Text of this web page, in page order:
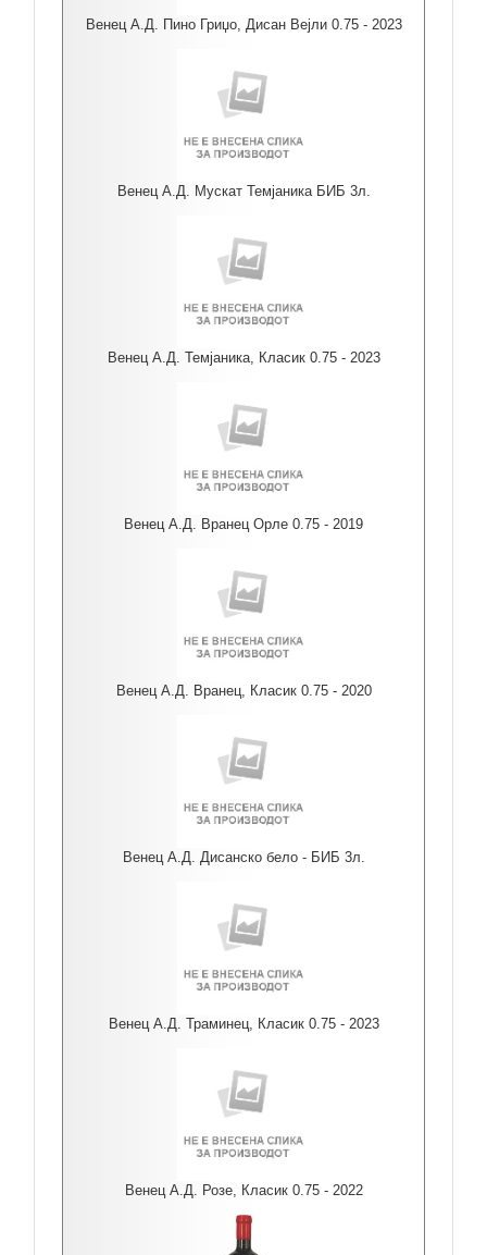
Венец А.Д. Пино Гриџо, Дисан Вејли 0.75 - 2023
Венец А.Д. Мускат Темјаника БИБ 3л.
Венец А.Д. Темјаника, Класик 0.75 - 2023
Венец А.Д. Вранец Орле 0.75 - 2019
Венец А.Д. Вранец, Класик 0.75 - 2020
Венец А.Д. Дисанско бело - БИБ 3л.
Венец А.Д. Траминец, Класик 0.75 - 2023
Венец А.Д. Розе, Класик 0.75 - 2022